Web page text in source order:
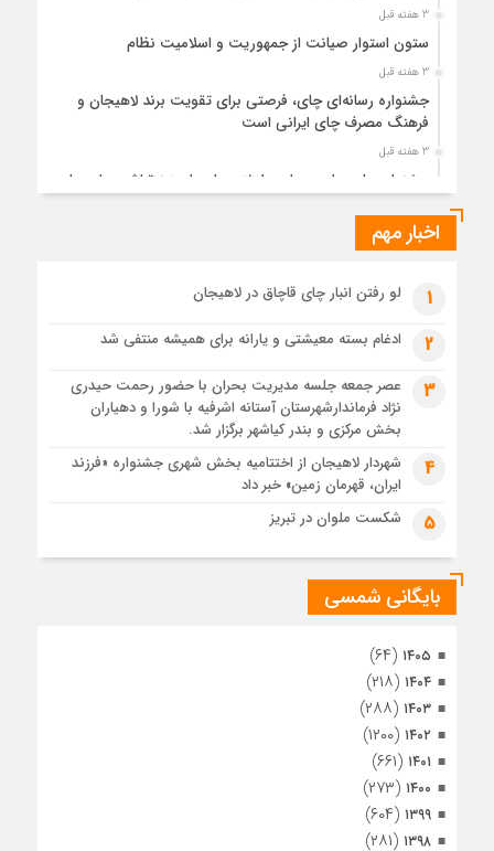
3 هفته قبل
ستون استوار صیانت از جمهوریت و اسلامیت نظام
3 هفته قبل
جشنواره رسانه‌ای چای، فرصتی برای تقویت برند لاهیجان و
فرهنگ مصرف چای ایرانی است
3 هفته قبل
جشنواره ملی چای، حمایت از لاهیجان یا هزینه‌تراشی برای چای
4 هفته قبل
4 هفته قبل
رئوف
تصاویر هوایی مراسم تشییع پیکر مطهر آقای شهید ایران – مشهد
مراسم تشییع پیکر مطهر آقای شهید ایران – مشهد
تصاویری از تراکم جمعیت حاضر در میدان ثورهالعشرین نجف
اشرف
اخبار مهم
1 لو رفتن انبار چای قاچاق در لاهیجان
2 ادغام بسته معیشتی و یارانه برای همیشه منتفی شد
3
عصر جمعه جلسه مدیریت بحران با حضور رحمت حیدری
نژاد فرماندارشهرستان آستانه اشرفیه با شورا و دهیاران
بخش مرکزی و بندر کیاشهر برگزار شد.
4
شهردار لاهیجان از اختتامیه بخش شهری جشنواره «فرزند
ایران، قهرمان زمین» خبر داد
5 شکست ملوان در تبریز
بایگانی شمسی
۱۴۰۵ (۶۴)
۱۴۰۴ (۲۱۸)
۱۴۰۳ (۲۸۸)
۱۴۰۲ (۱۲۰۰)
۱۴۰۱ (۶۶۱)
۱۴۰۰ (۲۷۳)
۱۳۹۹ (۶۰۴)
۱۳۹۸ (۲۸۱)